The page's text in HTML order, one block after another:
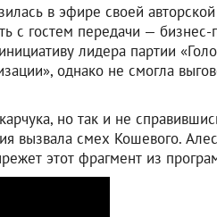
в эфире своей авторской
с гостем передачи — бизнес-
лидера партии
однако не смогла
но так и не
вызвала смех Кошевого.
этот фрагмент из